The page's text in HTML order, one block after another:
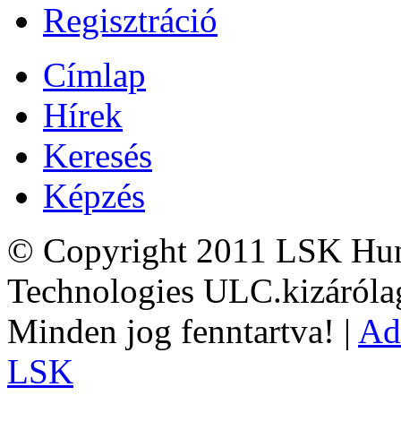
Regisztráció
Címlap
Hírek
Keresés
Képzés
© Copyright 2011 LSK
Technologies
Minden jog fenntartva! |
LSK